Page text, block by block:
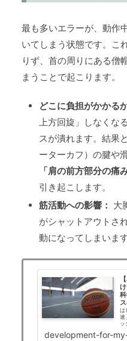
最も多いエラーが、動作
いてしまう状態です。こ
りず、首の周りにある僧
まうことで起こります。
どこに負担がかかる
上方回旋」しなくな
スが潰れます。結果
ーターカフ）の腱や
「肩の前方部分の痛み
引き起こします。
筋活動への影響： 大
がシャットアウトさ
動になってしまいます
は
速
ッ
development-for-